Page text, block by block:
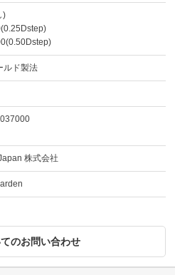
)
ルド製法
株式会社
のお問い合わせ